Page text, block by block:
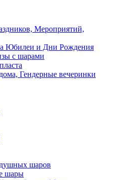
Мероприятий,
Юбилеи и Дни Рождения
с шарами
Гендерные вечеринки
шаров
шары